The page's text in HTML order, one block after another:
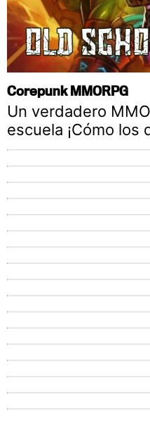
Corepunk MMORPG
Un verdadero
escuela ¡Cómo los